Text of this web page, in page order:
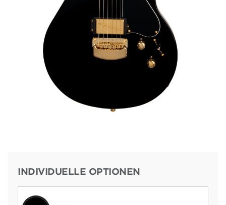
INDIVIDUELLE OPTIONEN